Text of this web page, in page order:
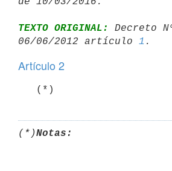
TEXTO ORIGINAL:
Decreto
06/06/2012 artículo 1
Artículo 2
(*)Notas: